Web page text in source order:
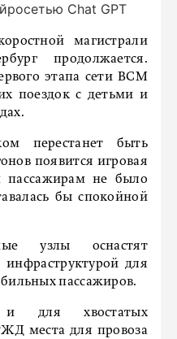
Chat GPT
магистрали
продолжается.
этапа сети ВСМ
поездок с детьми и
перестанет быть
появится игровая
пассажирам не было
бы спокойной
узлы оснастят
для
пассажиров.
для хвостатых
места для провоза